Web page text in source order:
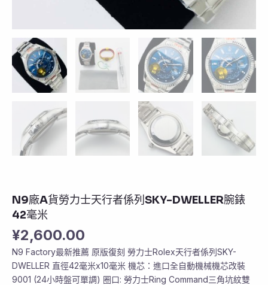
N9廠A貨勞力士天行者係列SKY-DWELLER腕錶
42毫米
¥2,600.00
N9 Factory最新推薦 原版復刻 勞力士Rolex天行者係列SKY-
DWELLER 直徑42毫米x10毫米 機芯：進口全自動機械機芯改裝
9001 (24小時盤可單調) 圈口: 勞力士Ring Command三角坑紋雙